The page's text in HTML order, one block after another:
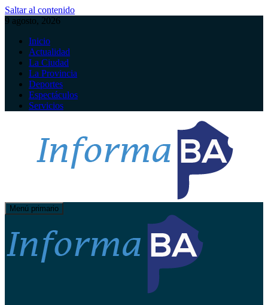
Saltar al contenido
9 agosto, 2026
Inicio
Actualidad
La Ciudad
La Provincia
Deportes
Espectáculos
Servicios
Menú primario